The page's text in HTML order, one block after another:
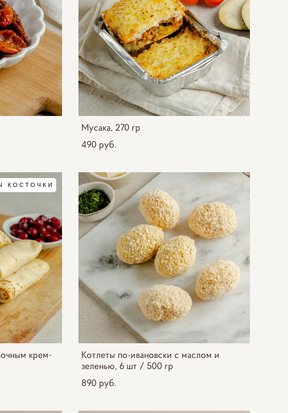
Мусака, 270 гр
490 pуб.
КОСТОЧКИ
крем-
Котлеты по-ивановски с маслом и
зеленью, 6 шт / 500 гр
890 pуб.